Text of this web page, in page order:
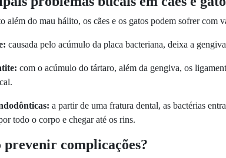
além do mau hálito, os cães e os gatos podem sofrer com
causada pelo acúmulo da placa bacteriana, deixa a
com o acúmulo do tártaro, além da gengiva, os
a partir de uma fratura dental, as bactérias
todo o corpo e chegar até os rins.
prevenir complicações?